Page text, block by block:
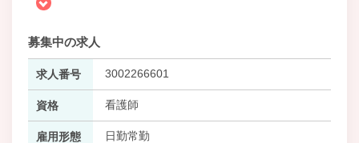
募集中の求人
求人番号 3002266601
資格 看護師
雇用形態 日勤常勤